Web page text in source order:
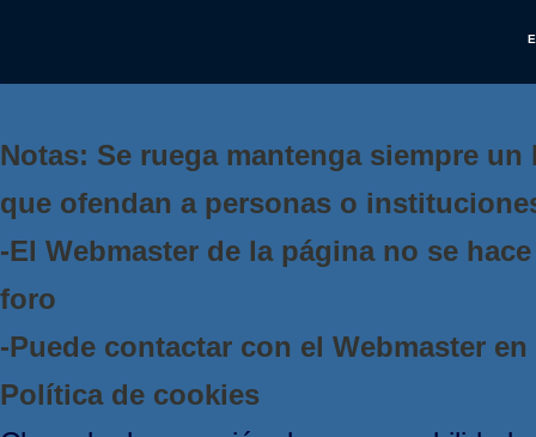
Notas: Se ruega mantenga siempre
que ofendan a personas o
-El Webmaster de la página no se
foro
-Puede contactar con el Webmaster
Política de cookies